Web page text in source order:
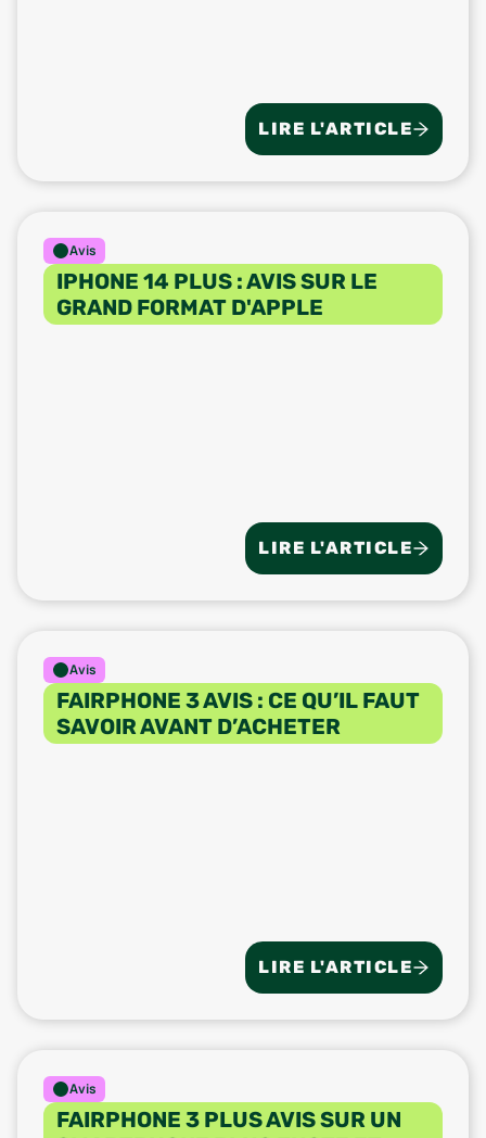
LIRE L'ARTICLE
Avis
IPHONE 14 PLUS : AVIS SUR LE
GRAND FORMAT D'APPLE
LIRE L'ARTICLE
Avis
FAIRPHONE 3 AVIS : CE QU’IL FAUT
SAVOIR AVANT D’ACHETER
LIRE L'ARTICLE
Avis
FAIRPHONE 3 PLUS AVIS SUR UN